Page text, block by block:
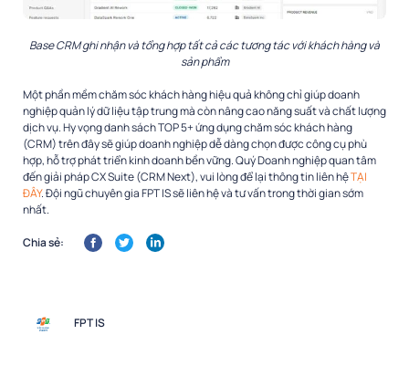
Base CRM ghi nhận và tổng hợp tất cả các tương tác với khách hàng và
sản phẩm
Một phần mềm chăm sóc khách hàng hiệu quả không chỉ giúp doanh
nghiệp quản lý dữ liệu tập trung mà còn nâng cao năng suất và chất lượng
dịch vụ. Hy vọng danh sách TOP 5+ ứng dụng chăm sóc khách hàng
(CRM) trên đây sẽ giúp doanh nghiệp dễ dàng chọn được công cụ phù
hợp, hỗ trợ phát triển kinh doanh bền vững. Quý Doanh nghiệp quan tâm
đến giải pháp CX Suite (CRM Next), vui lòng để lại thông tin liên hệTẠI
ĐÂY. Đội ngũ chuyên gia FPT IS sẽ liên hệ và tư vấn trong thời gian sớm
nhất.
Chia sẻ:
FPT IS